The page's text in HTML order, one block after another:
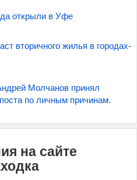
открыли в Уфе
вторичного жилья в городах-
Молчанов принял
по личным причинам.
на сайте